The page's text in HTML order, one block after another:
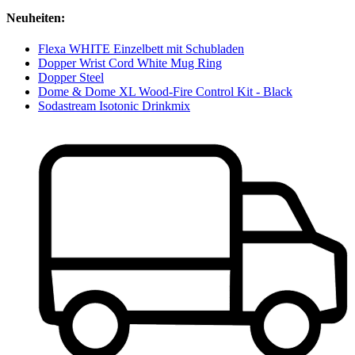
Neuheiten:
Flexa WHITE Einzelbett mit Schubladen
Dopper Wrist Cord White Mug Ring
Dopper Steel
Dome & Dome XL Wood-Fire Control Kit - Black
Sodastream Isotonic Drinkmix